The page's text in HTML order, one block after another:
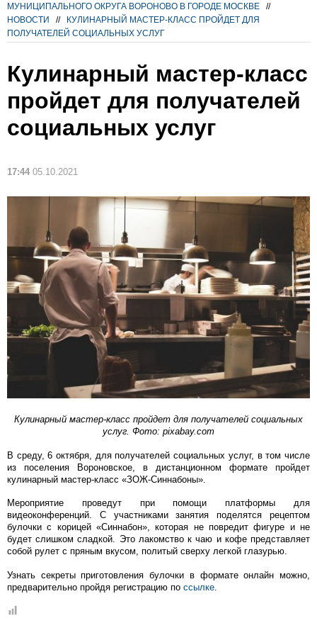
МУНИЦИПАЛЬНОГО ОКРУГА ВОРОНОВО В ГОРОДЕ МОСКВЕ
//
НОВОСТИ
//
КУЛИНАРНЫЙ МАСТЕР-КЛАСС ПРОЙДЕТ ДЛЯ
ПОЛУЧАТЕЛЕЙ СОЦИАЛЬНЫХ УСЛУГ
Кулинарный мастер-класс
пройдет для получателей
социальных услуг
17:44 05.10.2021
Кулинарный мастер-класс пройдет для получателей социальных
услуг. Фото: pixabay.com
В среду, 6 октября, для получателей социальных услуг, в том числе
из поселения Вороновское, в дистанционном формате пройдет
кулинарный мастер-класс «ЗОЖ-Синнабоны».
Мероприятие проведут при помощи платформы для
видеоконференций. С участниками занятия поделятся рецептом
булочки с корицей «Синнабон», которая не повредит фигуре и не
будет слишком сладкой. Это лакомство к чаю и кофе представляет
собой рулет с пряным вкусом, политый сверху легкой глазурью.
Узнать секреты приготовления булочки в формате онлайн можно,
предварительно пройдя регистрацию по ссылке